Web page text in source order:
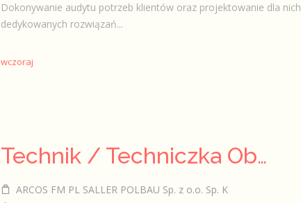
Dokonywanie audytu potrzeb klientów oraz projektowanie dla nich
dedykowanych rozwiązań...
wczoraj
Technik / Techniczka Obsługi Budynku
ARCOS FM PL SALLER POLBAU Sp. z o.o. Sp. K